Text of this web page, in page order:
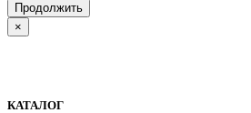
Продолжить
×
КАТАЛОГ